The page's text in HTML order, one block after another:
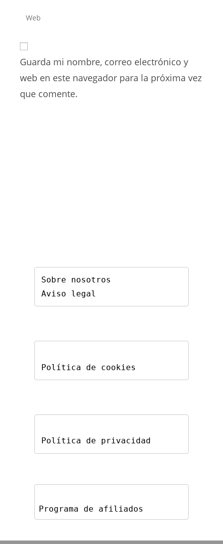
de
para
comentar
de
electrónico
para
Introduce
de
tu
web
Guarda mi nombre, correo electrónico y
web en este navegador para la próxima vez
que comente.
Sobre nosotros
Aviso legal
Política de cookies
Política de privacidad
Programa de afiliados